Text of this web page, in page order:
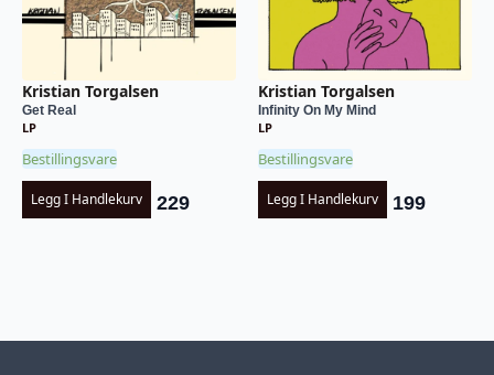
Kristian Torgalsen
Get Real
LP
Bestillingsvare
Legg I Handlekurv 229
Kristian Torgalsen
Infinity On My Mind
LP
Bestillingsvare
Legg I Handlekurv 199